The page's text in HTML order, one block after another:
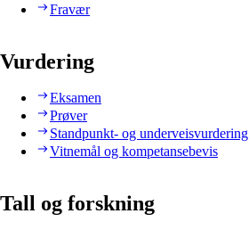
Fravær
Vurdering
Eksamen
Prøver
Standpunkt- og underveisvurdering
Vitnemål og kompetansebevis
Tall og forskning